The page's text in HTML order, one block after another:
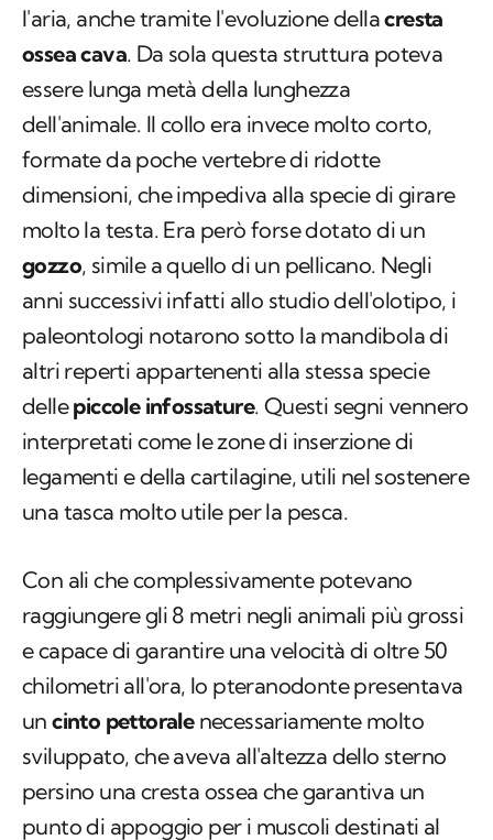
che si era adattato perfettamente per fendere
l'aria, anche tramite l'evoluzione dellacresta
ossea cava. Da sola questa struttura poteva
essere lunga metà della lunghezza
dell'animale. Il collo era invece molto corto,
formate da poche vertebre di ridotte
dimensioni, che impediva alla specie di girare
molto la testa. Era però forse dotato di un
gozzo , simile a quello di un pellicano. Negli
anni successivi infatti allo studio dell'olotipo, i
paleontologi notarono sotto la mandibola di
altri reperti appartenenti alla stessa specie
dellepiccole infossature. Questi segni vennero
interpretati come le zone di inserzione di
legamenti e della cartilagine, utili nel sostenere
Con ali che complessivamente potevano
raggiungere gli 8 metri negli animali più grossi
e capace di garantire una velocità di oltre 50
chilometri all'ora, lo pteranodonte presentava
uncinto pettoralenecessariamente molto
sviluppato, che aveva all'altezza dello sterno
persino una cresta ossea che garantiva un